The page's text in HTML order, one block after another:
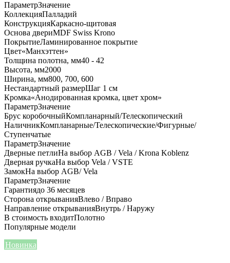
ПараметрЗначение
КоллекцияПалладий
КонструкцияКаркасно-щитовая
Основа двериMDF Swiss Krono
ПокрытиеЛаминированное покрытие
Цвет«Манхэттен»
Толщина полотна, мм40 - 42
Высота, мм2000
Ширина, мм800, 700, 600
Нестандартный размерШаг 1 см
Кромка«Анодированная кромка, цвет хром»
ПараметрЗначение
Брус коробочныйКомпланарный/Телескопический
НаличникКомпланарные/Телескопические/Фигурные/
Ступенчатые
ПараметрЗначение
Дверные петлиНа выбор AGB / Vela / Krona Koblenz
Дверная ручкаНа выбор Vela / VSTE
ЗамокНа выбор AGB/ Vela
ПараметрЗначение
Гарантиядо 36 месяцев
Сторона открыванияВлево / Вправо
Направление открыванияВнутрь / Наружу
В стоимость входитПолотно
Популярные модели
Новинка